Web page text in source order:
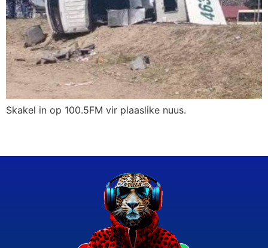
Skakel in op 100.5FM vir plaaslike nuus.